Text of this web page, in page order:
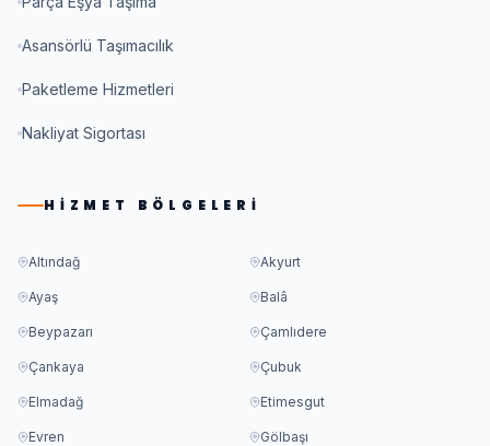
Asansörlü Taşımacılık
Paketleme Hizmetleri
Nakliyat Sigortası
HIZMET BÖLGELERI
Altındağ Akyurt
Ayaş Balâ
Beypazarı Çamlıdere
Çankaya Çubuk
Elmadağ Etimesgut
Evren Gölbaşı